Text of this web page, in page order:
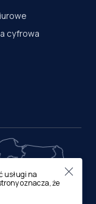
cyfrowa
usługi na
oznacza, że